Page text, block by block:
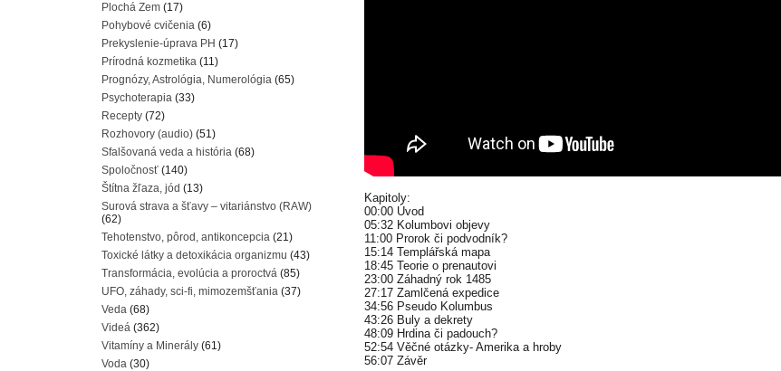
Kapitoly:
00:00 Úvod
05:32 Kolumbovi objevy
11:00 Prorok či podvodník?
15:14 Templářská mapa
18:45 Teorie o prenautovi
23:00 Záhadný rok 1485
27:17 Zamlčená expedice
34:56 Pseudo Kolumbus
43:26 Buly a dekrety
48:09 Hrdina či padouch?
52:54 Věčné otázky- Amerika a hroby
56:07 Závěr
Plochá Zem (17)
Pohybové cvičenia (6)
Prekyslenie-úprava PH (17)
Prírodná kozmetika (11)
Prognózy, Astrológia, Numerológia (65)
Psychoterapia (33)
Recepty (72)
Rozhovory (audio) (51)
Sfalšovaná veda a história (68)
Spoločnosť (140)
Štítna žľaza, jód (13)
Surová strava a šťavy – vitariánstvo (RAW)
(62)
Tehotenstvo, pôrod, antikoncepcia (21)
Toxické látky a detoxikácia organizmu (43)
Transformácia, evolúcia a proroctvá (85)
UFO, záhady, sci-fi, mimozemšťania (37)
Veda (68)
Videá (362)
Vitamíny a Minerály (61)
Voda (30)